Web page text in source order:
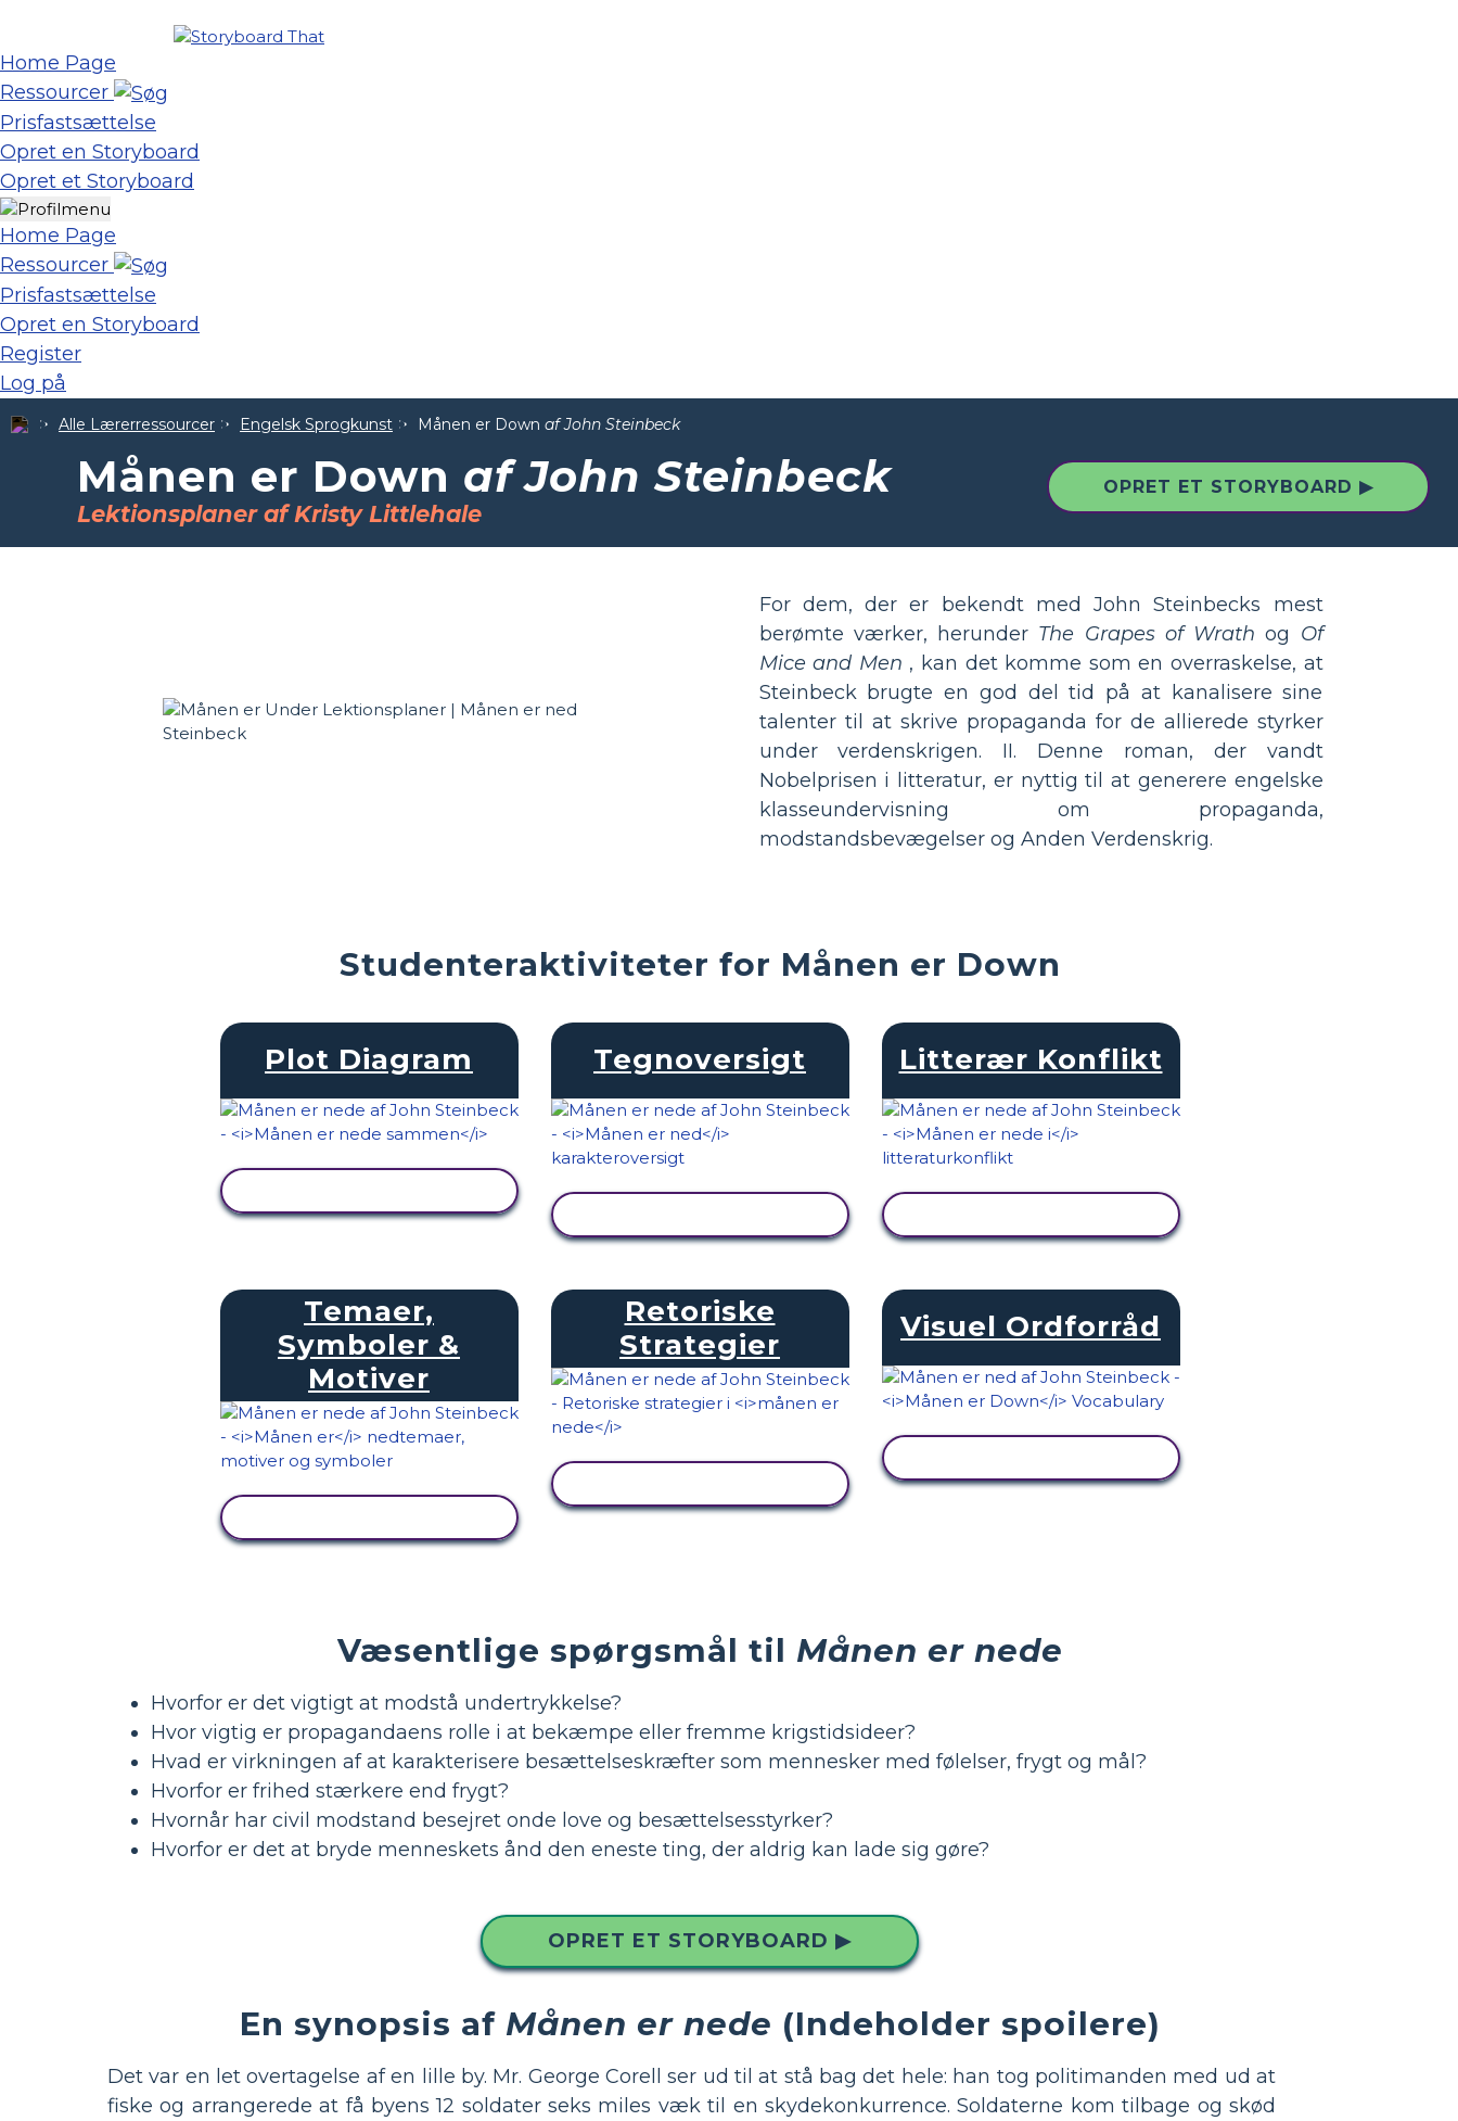
Home Page
Ressourcer
Prisfastsættelse
Opret en Storyboard
Opret et Storyboard
Home Page
Ressourcer
Prisfastsættelse
Opret en Storyboard
Register
Log på
Alle Lærerressourcer Engelsk Sprogkunst Månen er Down af John Steinbeck
Månen er Down af John Steinbeck
Lektionsplaner af Kristy Littlehale
OPRET ET STORYBOARD ▶
For dem, der er bekendt med John Steinbecks mest
berømte værker, herunder The Grapes of Wrath og Of
Mice and Men , kan det komme som en overraskelse, at
Steinbeck brugte en god del tid på at kanalisere sine
talenter til at skrive propaganda for de allierede styrker
under verdenskrigen. II. Denne roman, der vandt
Nobelprisen i litteratur, er nyttig til at generere engelske
klasseundervisning om propaganda,
modstandsbevægelser og Anden Verdenskrig.
Studenteraktiviteter for Månen er Down
Plot Diagram Tegnoversigt Litterær Konflikt
Temaer,
Symboler &
Motiver
Retoriske
Strategier
Visuel Ordforråd
Væsentlige spørgsmål til Månen er nede
Hvorfor er det vigtigt at modstå undertrykkelse?
Hvor vigtig er propagandaens rolle i at bekæmpe eller fremme krigstidsideer?
Hvad er virkningen af at karakterisere besættelseskræfter som mennesker med følelser, frygt og mål?
Hvorfor er frihed stærkere end frygt?
Hvornår har civil modstand besejret onde love og besættelsesstyrker?
Hvorfor er det at bryde menneskets ånd den eneste ting, der aldrig kan lade sig gøre?
OPRET ET STORYBOARD ▶
En synopsis af Månen er nede (Indeholder spoilere)
Det var en let overtagelse af en lille by. Mr. George Corell ser ud til at stå bag det hele: han tog politimanden med ud at
fiske og arrangerede at få byens 12 soldater seks miles væk til en skydekonkurrence. Soldaterne kom tilbage og skød